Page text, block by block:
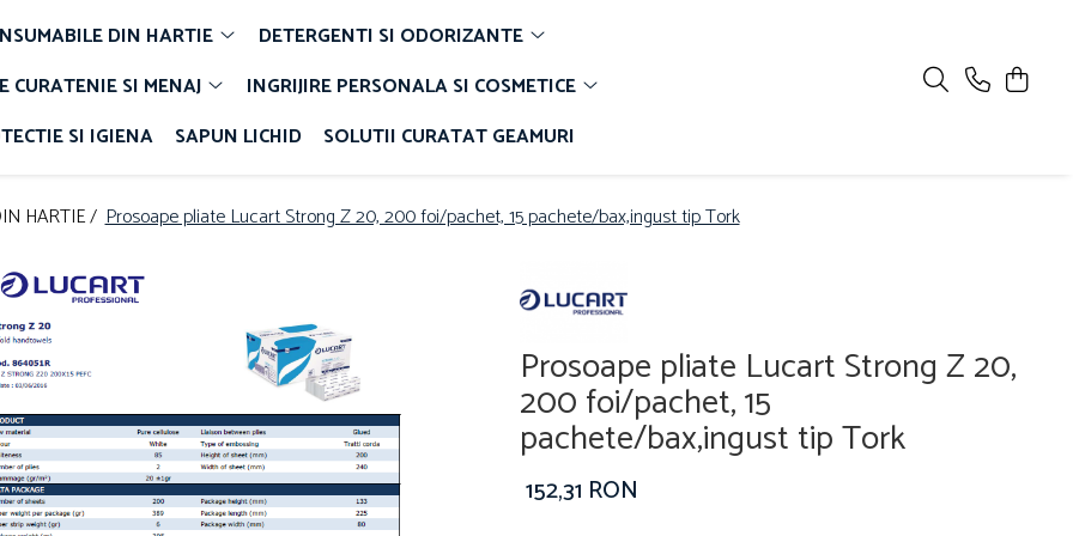
DIN HARTIE
DETERGENTI SI ODORIZANTE
CURATENIE SI MENAJ
INGRIJIRE PERSONALA SI COSMETICE
SI IGIENA
SAPUN LICHID SOLUTII CURATAT GEAMURI
HARTIE / Prosoape pliate Lucart Strong Z 20, 200 foi/pachet, 15 pachete/bax,ingust tip Tork
Prosoape pliate Lucart Strong Z 20,
200 foi/pachet, 15
pachete/bax,ingust tip Tork
152,31 RON